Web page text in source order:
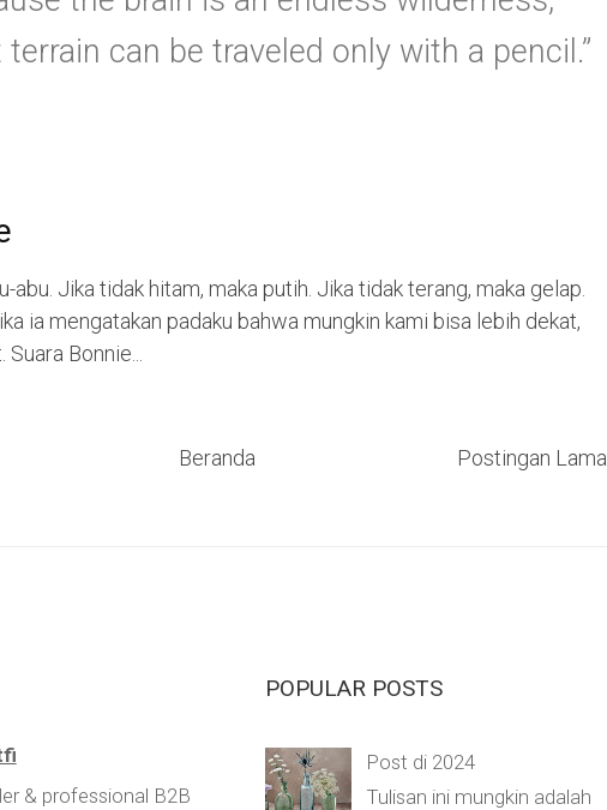
o
r
can be traveled only with a pencil.”
abu. Jika tidak hitam, maka putih. Jika tidak terang, maka gelap.
ia mengatakan padaku bahwa mungkin kami bisa lebih dekat,
Bonnie...
Postingan Lama
Beranda
& professional B2B
POPULAR POSTS
Post di 2024
Tulisan ini mungkin adalah